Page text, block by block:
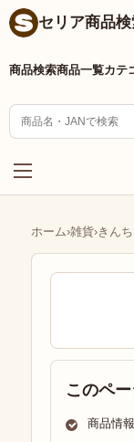
セリア商品
商品検索商品一覧カテ
ホーム›雑貨›きん
このペ
商品情